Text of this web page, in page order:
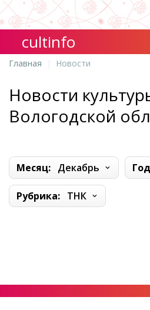
cultinfo
Главная Новости
Новости
Вологодской
Месяц: Декабрь
Рубрика: ТНК